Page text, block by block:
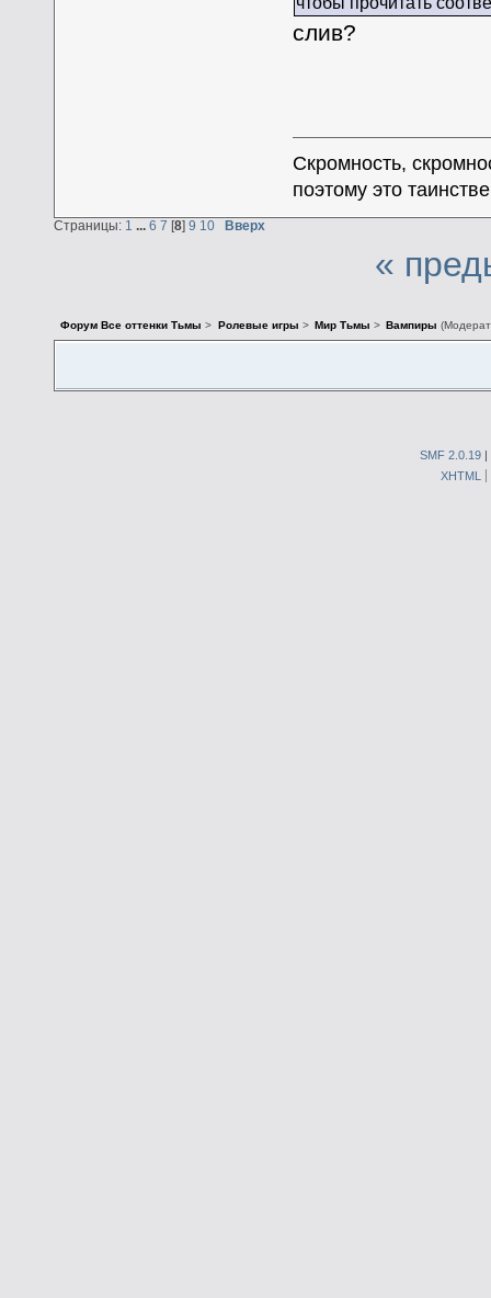
слив?
Скромность,
поэтому это
Страницы: 1 ... 6 7 [8] 9 10 Вверх
«
Форум Все оттенки Тьмы > Ролевые игры > Мир Тьмы > Вампиры
SMF 2.0.19
XHTML